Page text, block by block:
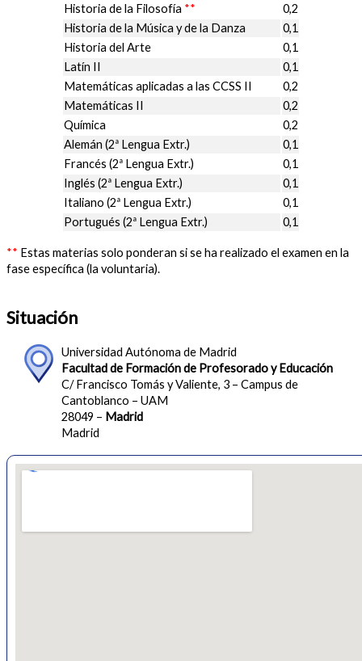
Historia de la Filosofía **
0,2
Historia de la Música y de la Danza
0,1
Historia del Arte
0,1
Latín II
0,1
Matemáticas aplicadas a las CCSS II
0,2
Matemáticas II
0,2
Química
0,2
Alemán (2ª Lengua Extr.)
0,1
Francés (2ª Lengua Extr.)
0,1
Inglés (2ª Lengua Extr.)
0,1
Italiano (2ª Lengua Extr.)
0,1
Portugués (2ª Lengua Extr.)
0,1
** Estas materias solo ponderan si se ha realizado el examen en la
fase específica (la voluntaria).
Situación
Universidad Autónoma de Madrid
Facultad de Formación de Profesorado y Educación
C/ Francisco Tomás y Valiente, 3 – Campus de
Cantoblanco – UAM
28049 – Madrid
Madrid